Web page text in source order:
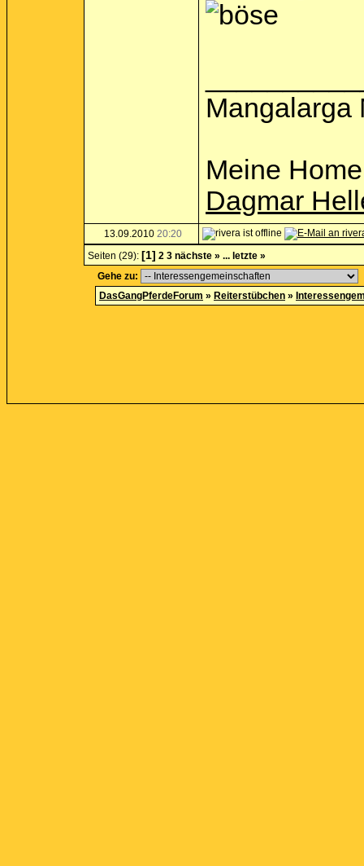
Mangalarga
Meine
Dagmar
13.09.2010 20:20
Seiten (29): [1] 2 3 nächste » ... letzte »
Gehe zu:
DasGangPferdeForum » Reiterstübchen »